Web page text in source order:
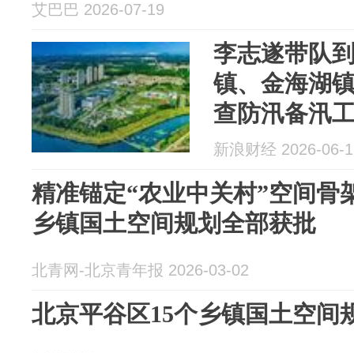
艾巴巴 2026-07-19
李志遂带队
镇、金海湖
查防汛备汛
新浪财经 2026-06-
精准锚定“农业中关村”空间骨
乡镇国土空间规划全部获批
北青网-北京青年报 2026-03-02
北京平谷区15个乡镇国土空间